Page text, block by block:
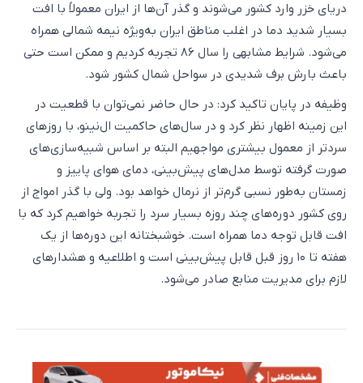
دریای خزر وارد کشور می‌شوند و گذر آن‌ها از ایران معمولاً با افت
بسیار شدید دما در اغلب مناطق ایران به‌ویژه نیمه شمالی همراه
می‌شود. شرایط مشابهی را سال ۸۶ تجربه کردیم و ممکن است حتی
باعث بارش برف شدیدی در سواحل شمال کشور شود.
وظیفه در پایان تاکید کرد: در حال حاضر نمی‌توان با قطعیت در
این زمینه اظهار نظر کرد و در سال‌های حاکمیت ال‌نینو، با روزهای
سردتر از معمول بیشتری مواجهیم البته بر اساس شبیه‌سازی‌های
صورت گرفته توسط مدل‌های پیش‌بینی، دمای هوای پاییز و
زمستان به‌طور نسبی گرم‌تر از نرمال خواهد بود. ولی با گذر امواج از
روی کشور دوره‌های چند روزه بسیار سرد را تجربه خواهیم کرد که با
افت قابل توجه دما همراه است. خوشبختانه این دوره‌ها از یک
هفته تا ۱۰ روز قبل قابل پیش‌بینی است و اطلاعیه و هشدارهای
لازم برای مدیریت منابع صادر می‌شود.